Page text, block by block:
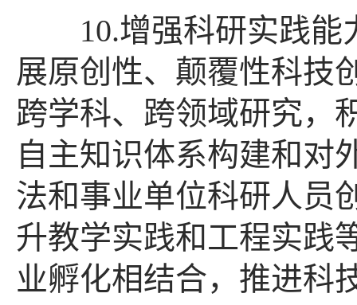
10.增强科研实践能
展原创性、颠覆性科技
跨学科、跨领域研究，
自主知识体系构建和对
法和事业单位科研人员
升教学实践和工程实践
业孵化相结合，推进科